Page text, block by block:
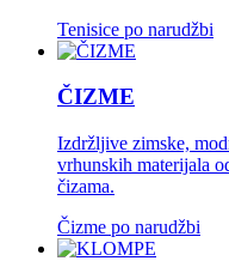
Tenisice po narudžbi
ČIZME
Izdržljive zimske,
vrhunskih materijala
čizama.
Čizme po narudžbi